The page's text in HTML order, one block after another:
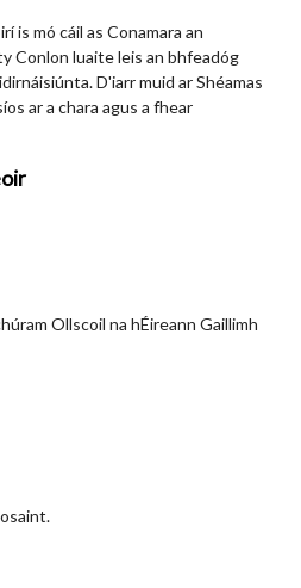
is mó cáil as Conamara an
Conlon luaite leis an bhfeadóg
D'iarr muid ar Shéamas
ar a chara agus a fhear
Ollscoil na hÉireann Gaillimh